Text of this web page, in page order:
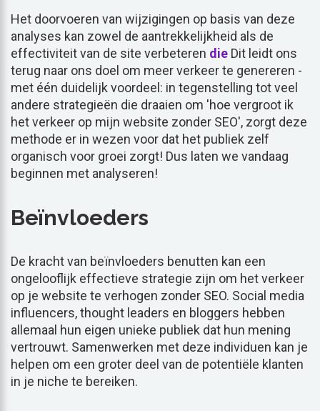
Het doorvoeren van wijzigingen op basis van deze
analyses kan zowel de aantrekkelijkheid als de
effectiviteit van de site verbeteren die Dit leidt ons
terug naar ons doel om meer verkeer te genereren -
met één duidelijk voordeel: in tegenstelling tot veel
andere strategieën die draaien om 'hoe vergroot ik
het verkeer op mijn website zonder SEO', zorgt deze
methode er in wezen voor dat het publiek zelf
organisch voor groei zorgt! Dus laten we vandaag
beginnen met analyseren!
Beïnvloeders
De kracht van beïnvloeders benutten kan een
ongelooflijk effectieve strategie zijn om het verkeer
op je website te verhogen zonder SEO. Social media
influencers, thought leaders en bloggers hebben
allemaal hun eigen unieke publiek dat hun mening
vertrouwt. Samenwerken met deze individuen kan je
helpen om een groter deel van de potentiële klanten
in je niche te bereiken.